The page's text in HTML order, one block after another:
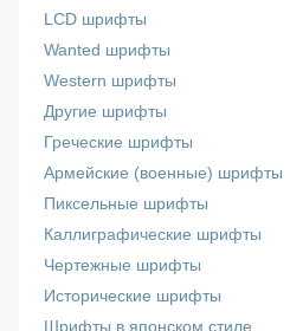
LCD шрифты
Wanted шрифты
Western шрифты
Другие шрифты
Греческие шрифты
Армейские (военные) шрифты
Пиксельные шрифты
Каллиграфические шрифты
Чертежные шрифты
Исторические шрифты
Шрифты в японском стиле